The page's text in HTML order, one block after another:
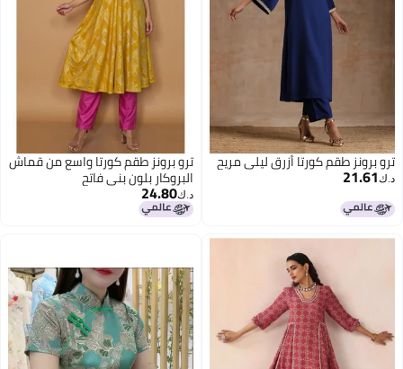
ترو برونز طقم كورتا أزرق ليلي مريح
د.ك‏21.61
ترو برونز طقم كورتا واسع من قماش
البروكار بلون بني فاتح
د.ك‏24.80